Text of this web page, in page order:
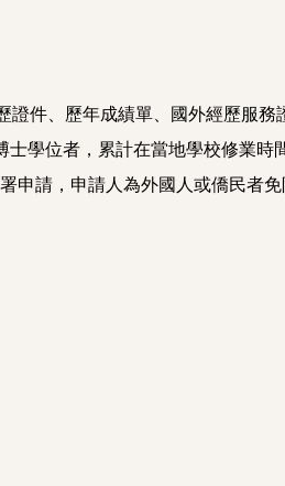
件、歷年成績單、國外經歷服
學位者，累計在當地學校修業
申請，申請人為外國人或僑民者